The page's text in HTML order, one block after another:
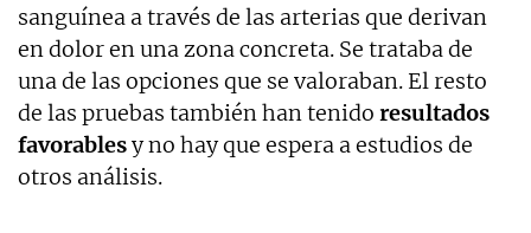
sanguínea a través de las arterias que derivan
en dolor en una zona concreta. Se trataba de
una de las opciones que se valoraban. El resto
de las pruebas también han tenido resultados
favorablesy no hay que espera a estudios de
otros análisis.